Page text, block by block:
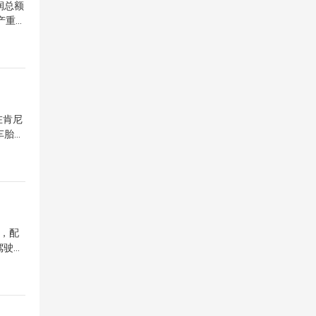
集中
化
总额
重
延
车
场
新
转
肯尼
、
产
但
配
人
型